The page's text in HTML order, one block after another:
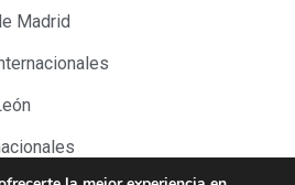
Madrid